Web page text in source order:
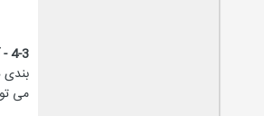
4-3 - آماده بکار بودن
می